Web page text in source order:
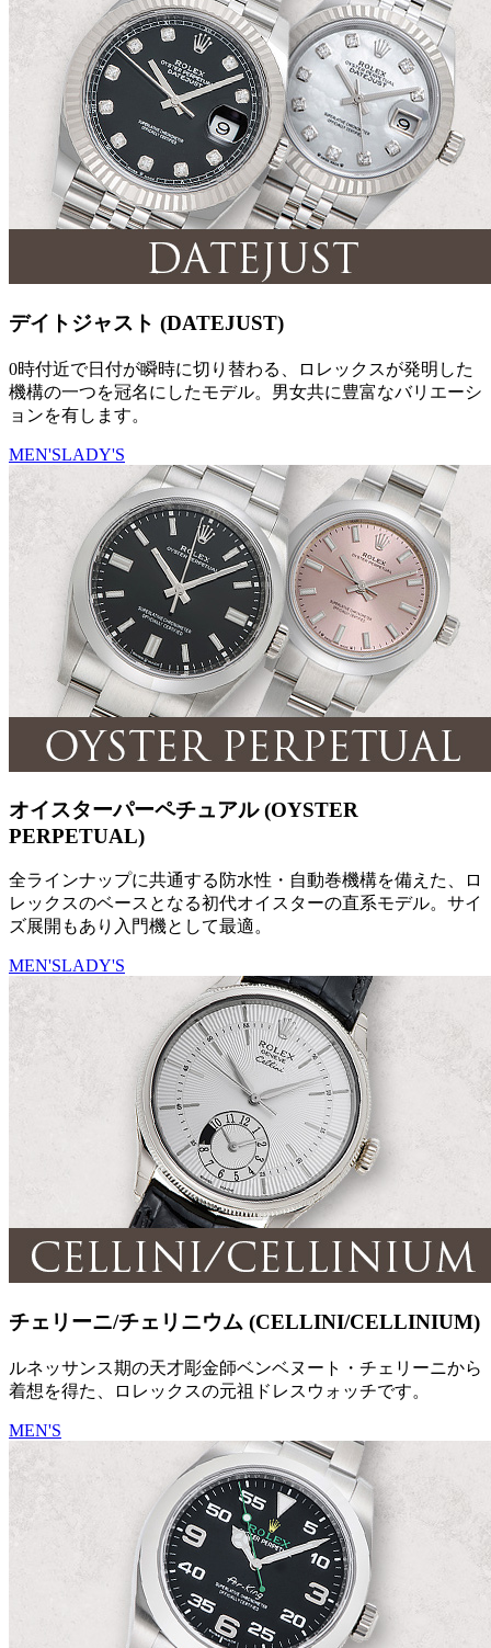
デイトジャスト (DATEJUST)
0時付近で日付が瞬時に切り替わる、ロレックスが発明した
機構の一つを冠名にしたモデル。男女共に豊富なバリエーシ
ョンを有します。
MEN'SLADY'S
オイスターパーペチュアル (OYSTER
PERPETUAL)
全ラインナップに共通する防水性・自動巻機構を備えた、ロ
レックスのベースとなる初代オイスターの直系モデル。サイ
ズ展開もあり入門機として最適。
MEN'SLADY'S
チェリーニ/チェリニウム (CELLINI/CELLINIUM)
ルネッサンス期の天才彫金師ベンベヌート・チェリーニから
着想を得た、ロレックスの元祖ドレスウォッチです。
MEN'S